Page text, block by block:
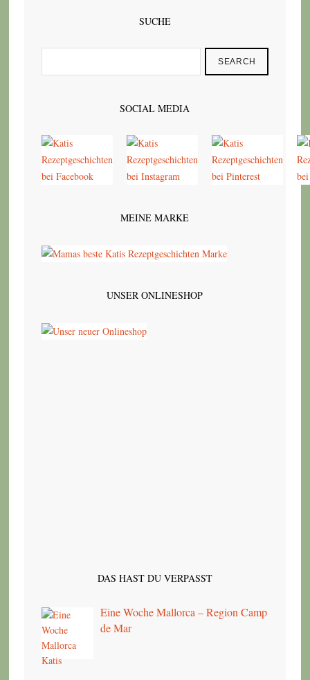
SUCHE
SEARCH
SOCIAL MEDIA
MEINE MARKE
UNSER ONLINESHOP
DAS HAST DU VERPASST
Eine Woche Mallorca – Region Camp
de Mar